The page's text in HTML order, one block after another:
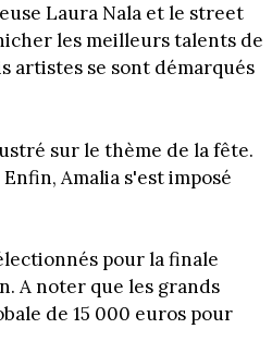
Laura Nala et le street
les meilleurs talents de
artistes se sont démarqués
sur le thème de la fête.
Amalia s'est imposé
pour la finale
A noter que les grands
de 15 000 euros pour